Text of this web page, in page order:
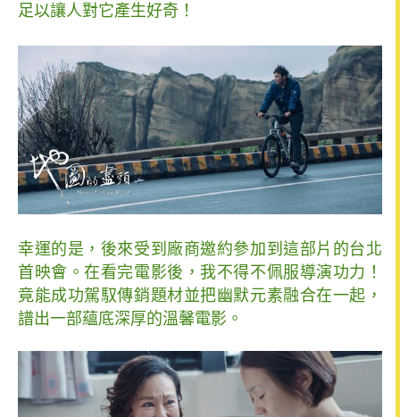
足以讓人對它產生好奇！
幸運的是，後來受到廠商邀約參加到這部片的台北
首映會。在看完電影後，我不得不佩服導演功力！
竟能成功駕馭傳銷題材並把幽默元素融合在一起，
譜出一部蘊底深厚的溫馨電影。